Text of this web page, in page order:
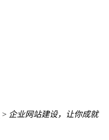
> 企业网站建设，让你成就